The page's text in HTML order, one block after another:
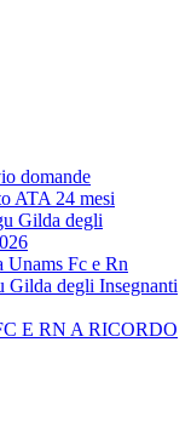
domande
ATA 24 mesi
Gilda degli
Fc e Rn
degli Insegnanti
E RN A RICORDO